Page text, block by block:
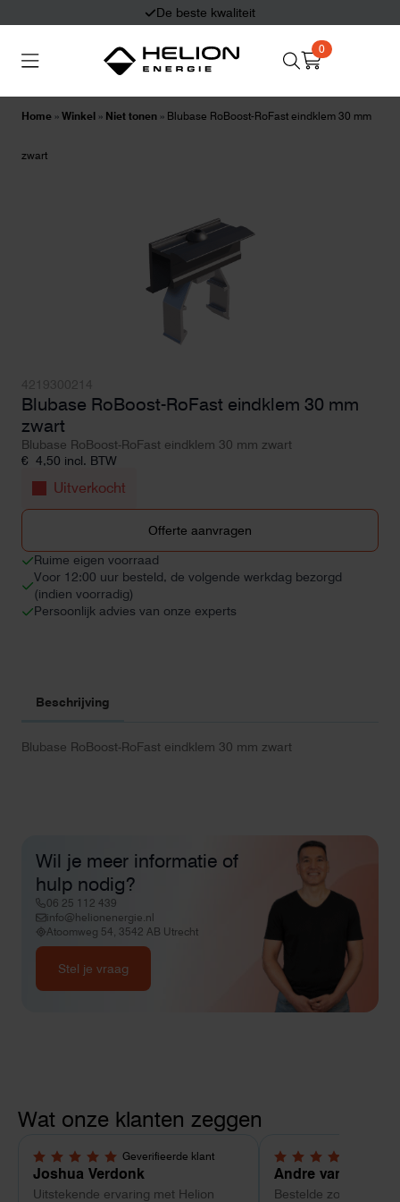
De beste kwaliteit
0
Home » Winkel » Niet tonen » Blubase RoBoost-RoFast eindklem 30 mm
zwart
Blubase RoBoost-RoFast eindklem 30 mm
zwart
Blubase RoBoost-RoFast eindklem 30 mm zwart
€ 4,50 incl. BTW
Uitverkocht
Offerte aanvragen
Ruime eigen voorraad
Voor 12:00 uur besteld, de volgende werkdag bezorgd
(indien voorradig)
Persoonlijk advies van onze experts
Beschrijving
Blubase RoBoost-RoFast eindklem 30 mm zwart
Wil je meer informatie of
hulp nodig?
06 25 112 439
info@helionenergie.nl
Atoomweg 54, 3542 AB Utrecht
Stel je vraag
Wat onze klanten zeggen
Geverifieerde klant
5,0 van 5 sterren
Joshua Verdonk
Uitstekende ervaring met Helion
4 van 5 sterren
Andre van
Bestelde
Thuisbatterijen Zonnepanelen
Laadpalen